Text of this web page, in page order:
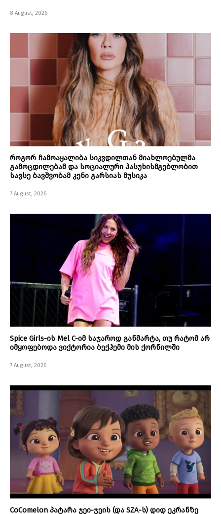
8 August, 2026
როგორ ჩამოაყალიბა სიკვდილთან მიახლოებულმა
გამოცდილებამ და სოციალური პასუხისმგებლობით
სავსე ბავშვობამ კენი გარსიას მუსიკა
7 August, 2026
Spice Girls-ის Mel C-იმ საჯაროდ განმარტა, თუ რატომ არ
იმყოფებოდა ვიქტორია ბექჰემი მის ქორწილში
7 August, 2026
CoComelon პატარა ჯეი-ჯეის (და SZA-ს) დიდ ეკრანზე